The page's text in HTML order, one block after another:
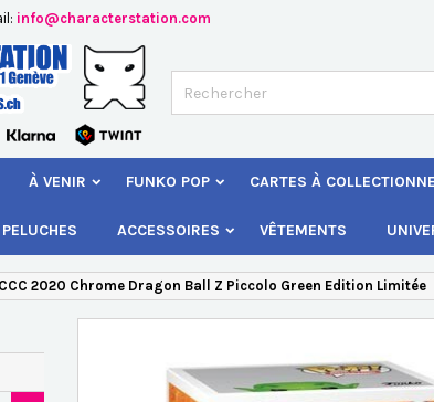
info@characterstation.com
À VENIR FUNKO POP CARTES À
PELUCHES ACCESSOIRES VÊTEMENTS
2020 Chrome Dragon Ball Z Piccolo Green Edition Limitée
Ajouter à ma liste d'envies
Créer une nouvelle liste
Créer une liste d'envies
Nom de la liste d'envies
Connexion
Vous devez être connecté pour ajouter des